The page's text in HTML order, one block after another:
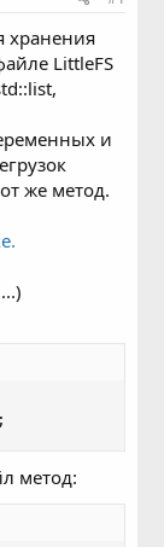
хранения
LittleFS
и
же метод.
метод: